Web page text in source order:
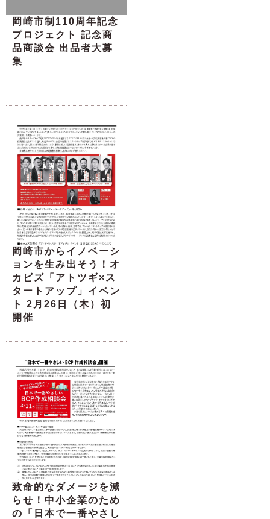
岡崎市制110周年記念
プロジェクト 記念商
品商談会 出品者大募
集
岡崎市からイノベーシ
ョンを生み出そう！オ
カビズ「アトツギ×ス
タートアップ」イベン
ト 2月26日（木）初
開催
致命的なダメージを減
らせ！中小企業のため
の「日本で一番やさし